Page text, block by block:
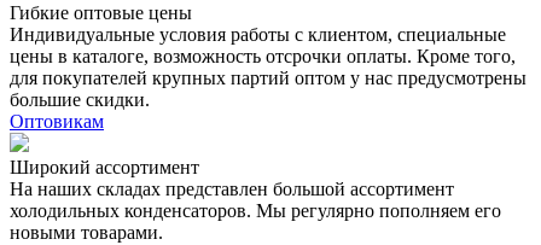
Гибкие оптовые цены
Индивидуальные условия работы с клиентом, специальные
цены в каталоге, возможность отсрочки оплаты. Кроме того,
для покупателей крупных партий оптом у нас предусмотрены
большие скидки.
Оптовикам
Широкий ассортимент
На наших складах представлен большой ассортимент
холодильных конденсаторов. Мы регулярно пополняем его
новыми товарами.